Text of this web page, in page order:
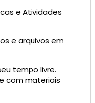
e Atividades
e arquivos em
tempo livre.
com materiais